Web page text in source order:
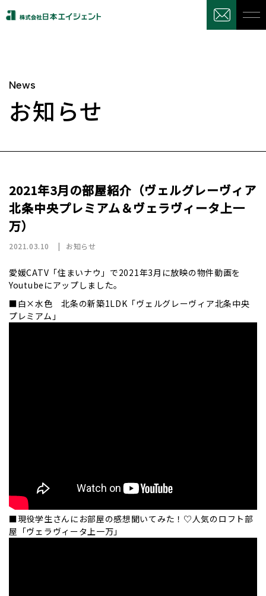
News
お知らせ
2021年3月の部屋紹介（ヴェルグレーヴィア
北条中央プレミアム＆ヴェラヴィータ上一
万）
2021.03.10 お知らせ
愛媛CATV「住まいナウ」で2021年3月に放映の物件動画を
Youtubeにアップしました。
■白×水色 北条の新築1LDK「ヴェルグレーヴィア北条中央
プレミアム」
■現役学生さんにお部屋の感想聞いてみた！♡人気のロフト部
屋「ヴェラヴィータ上一万」